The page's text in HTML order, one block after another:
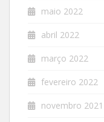
maio 2022
abril 2022
março 2022
fevereiro 2022
novembro 2021